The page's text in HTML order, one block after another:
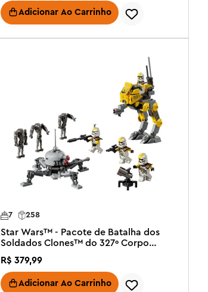
Adicionar Ao Carrinho
7 258
Star Wars™ - Pacote de Batalha dos
Soldados Clones™ do 327º Corpo
R$ 379,99
Adicionar Ao Carrinho